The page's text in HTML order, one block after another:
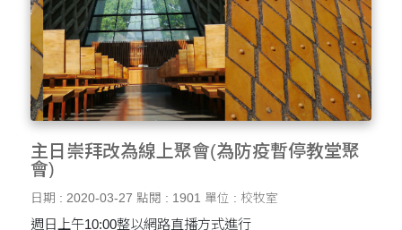
主日崇拜改為線上聚會(為防疫暫停教堂聚
會)
日期 : 2020-03-27 點閱 : 1901 單位 : 校牧室
週日上午10:00整以網路直播方式進行